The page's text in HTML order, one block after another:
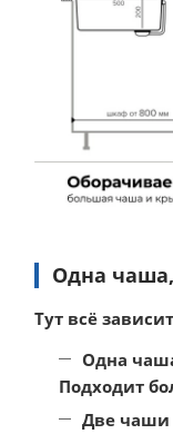
Одна
Тут всё
Одна
Подходит
Две чаши